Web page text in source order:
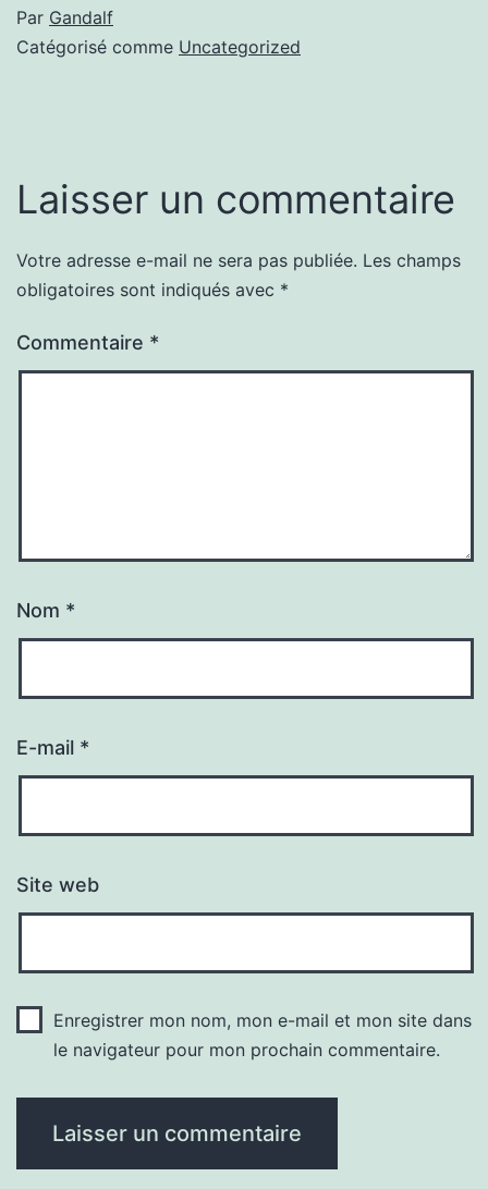
Par Gandalf
Catégorisé comme Uncategorized
Laisser un commentaire
Votre adresse e-mail ne sera pas publiée. Les champs
obligatoires sont indiqués avec *
Commentaire *
Nom *
E-mail *
Site web
Enregistrer mon nom, mon e-mail et mon site dans
le navigateur pour mon prochain commentaire.